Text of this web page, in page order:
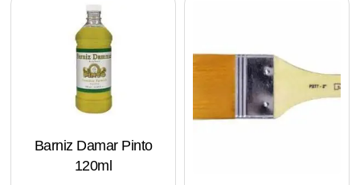
Barniz Damar Pinto
120ml